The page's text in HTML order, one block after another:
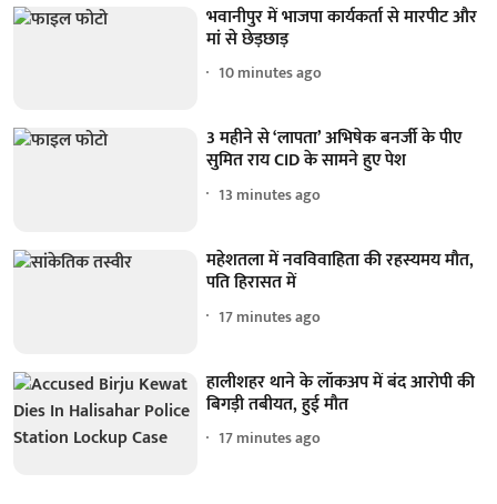
भवानीपुर में भाजपा कार्यकर्ता से मारपीट और
मां से छेड़छाड़
10 minutes ago
3 महीने से ‘लापता’ अभिषेक बनर्जी के पीए
सुमित राय CID के सामने हुए पेश
13 minutes ago
महेशतला में नवविवाहिता की रहस्यमय मौत,
पति हिरासत में
17 minutes ago
हालीशहर थाने के लॉकअप में बंद आरोपी की
बिगड़ी तबीयत, हुई मौत
17 minutes ago